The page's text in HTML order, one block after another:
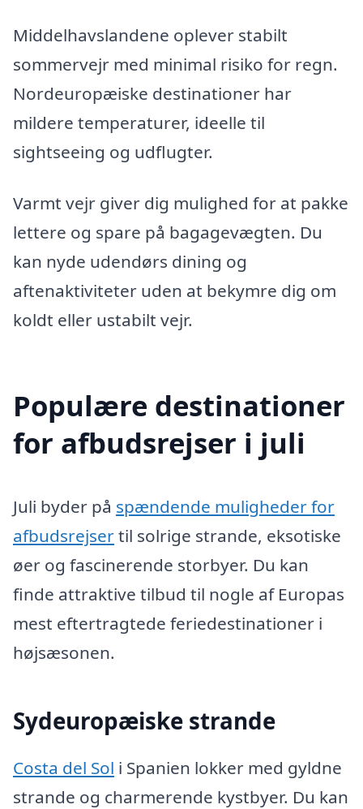
Middelhavslandene oplever stabilt
sommervejr med minimal risiko for regn.
Nordeuropæiske destinationer har
mildere temperaturer, ideelle til
sightseeing og udflugter.
Varmt vejr giver dig mulighed for at pakke
lettere og spare på bagagevægten. Du
kan nyde udendørs dining og
aftenaktiviteter uden at bekymre dig om
koldt eller ustabilt vejr.
Populære destinationer
for afbudsrejser i juli
Juli byder på spændende muligheder for
afbudsrejsertil solrige strande, eksotiske
øer og fascinerende storbyer. Du kan
finde attraktive tilbud til nogle af Europas
mest eftertragtede feriedestinationer i
højsæsonen.
Sydeuropæiske strande
Costa del Sol i Spanien lokker med gyldne
strande og charmerende kystbyer. Du kan